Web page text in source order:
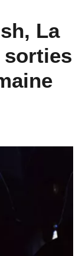
La
sorties